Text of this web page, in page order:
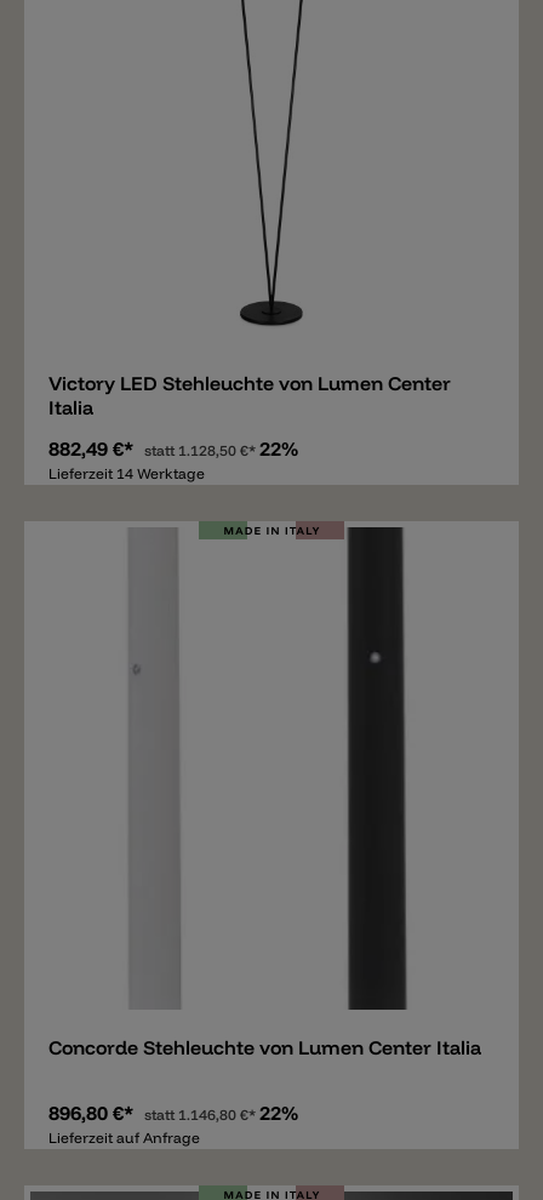
Victory LED Stehleuchte von Lumen Center
Italia
882,49 €* statt 1.128,50 €* 22%
Lieferzeit 14 Werktage
Concorde Stehleuchte von Lumen Center Italia
896,80 €* statt 1.146,80 €* 22%
Lieferzeit auf Anfrage